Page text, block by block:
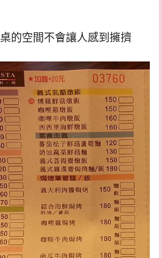
的空間不會讓人感到擁擠